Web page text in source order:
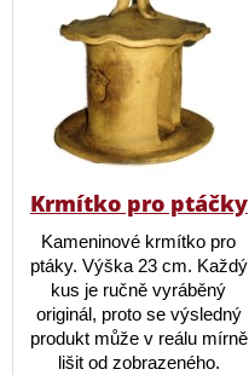
Krmítko pro ptáčky
Kameninové krmítko pro
ptáky. Výška 23 cm. Každý
kus je ručně vyráběný
originál, proto se výsledný
produkt může v reálu mírně
lišit od zobrazeného.